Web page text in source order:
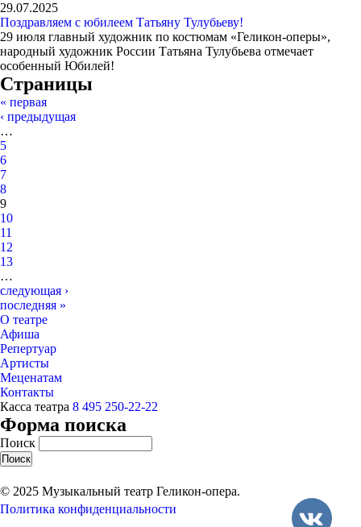
29.07.2025
Поздравляем с юбилеем Татьяну Тулубьеву!
29 июля главный художник по костюмам «Геликон-оперы»,
народный художник России Татьяна Тулубьева отмечает
особенный Юбилей!
Страницы
« первая
‹ предыдущая
…
5
6
7
8
9
10
11
12
13
…
следующая ›
последняя »
О театре
Афиша
Репертуар
Артисты
Меценатам
Контакты
Касса театра 8 495 250-22-22
Форма поиска
Поиск
© 2025 Музыкальный театр Геликон-опера.
Политика конфиденциальности